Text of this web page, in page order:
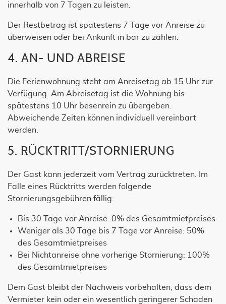
innerhalb von 7 Tagen zu leisten.
Der Restbetrag ist spätestens 7 Tage vor Anreise zu
überweisen oder bei Ankunft in bar zu zahlen.
4. AN- UND ABREISE
Die Ferienwohnung steht am Anreisetag ab 15 Uhr zur
Verfügung. Am Abreisetag ist die Wohnung bis
spätestens 10 Uhr besenrein zu übergeben.
Abweichende Zeiten können individuell vereinbart
werden.
5. RÜCKTRITT/STORNIERUNG
Der Gast kann jederzeit vom Vertrag zurücktreten. Im
Falle eines Rücktritts werden folgende
Stornierungsgebühren fällig:
Bis 30 Tage vor Anreise: 0% des Gesamtmietpreises
Weniger als 30 Tage bis 7 Tage vor Anreise: 50%
des Gesamtmietpreises
Bei Nichtanreise ohne vorherige Stornierung: 100%
des Gesamtmietpreises
Dem Gast bleibt der Nachweis vorbehalten, dass dem
Vermieter kein oder ein wesentlich geringerer Schaden